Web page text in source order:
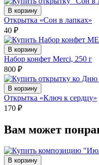
В корзину
Открытка «Сон в лапках»
40 ₽
В корзину
Набор конфет Merci, 250 г
800 ₽
В корзину
Открытка «Ключ к сердцу»
170 ₽
Вам может
В корзину